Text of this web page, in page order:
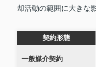
却活動の範囲に大きな
契約形態
一般媒介契約